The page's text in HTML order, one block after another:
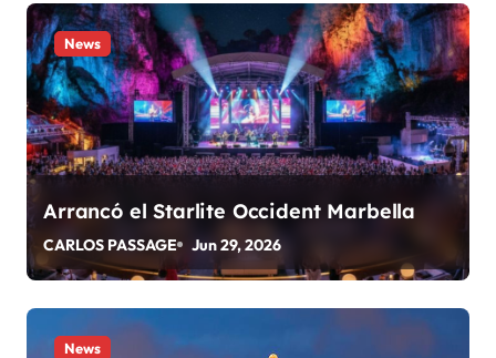
a
c
i
ó
n
d
e
News
Arrancó el Starlite Occident Marbella
CARLOS PASSAGE Jun 29, 2026
News